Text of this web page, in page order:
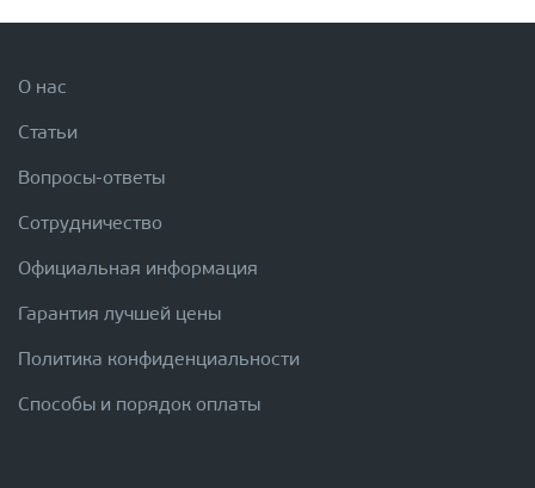
О нас
Статьи
Вопросы-ответы
Сотрудничество
Официальная информация
Гарантия лучшей цены
Политика конфиденциальности
Способы и порядок оплаты